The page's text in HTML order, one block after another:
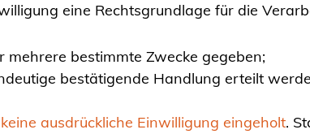
eine Rechtsgrundlage für die
mehrere bestimmte Zwecke gegeben;
bestätigende Handlung erteilt
keine ausdrückliche Einwilligung eingeholt.